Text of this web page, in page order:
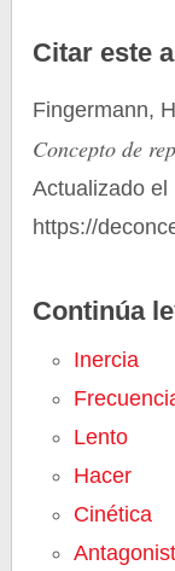
Citar este
Fingermann,
Concepto de
Actualizado el
https://
Continúa
Inercia
Lento
Hacer
Cinética